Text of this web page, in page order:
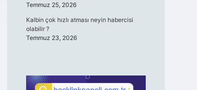
Temmuz 25, 2026
Kalbin çok hızlı atması neyin habercisi
olabilir ?
Temmuz 23, 2026